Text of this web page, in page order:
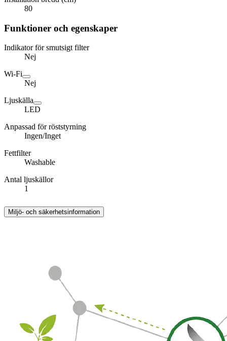
80
Funktioner och egenskaper
Indikator för smutsigt filter
Nej
Wi-Fi
Nej
Ljuskälla
LED
Anpassad för röststyrning
Ingen/Inget
Fettfilter
Washable
Antal ljuskällor
1
Miljö- och säkerhetsinformation